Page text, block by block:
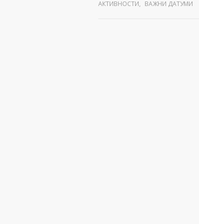
АКТИВНОСТИ, ВАЖНИ ДАТУМИ